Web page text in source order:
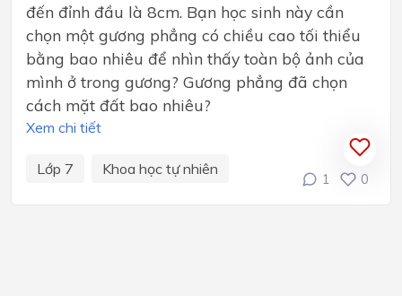
đến đỉnh đầu là 8cm. Bạn học sinh này cần
chọn một gương phẳng có chiều cao tối thiểu
bằng bao nhiêu để nhìn thấy toàn bộ ảnh của
mình ở trong gương? Gương phẳng đã chọn
cách mặt đất bao nhiêu?
Xem chi tiết
Lớp 7 Khoa học tự nhiên
1 0